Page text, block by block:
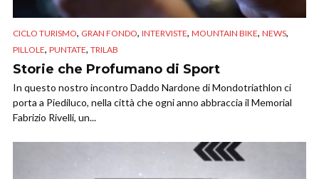
CICLO TURISMO, GRAN FONDO, INTERVISTE, MOUNTAIN BIKE, NEWS,
PILLOLE, PUNTATE, TRILAB
Storie che Profumano di Sport
In questo nostro incontro Daddo Nardone di Mondotriathlon ci
porta a Piediluco, nella città che ogni anno abbraccia il Memorial
Fabrizio Rivelli, un...